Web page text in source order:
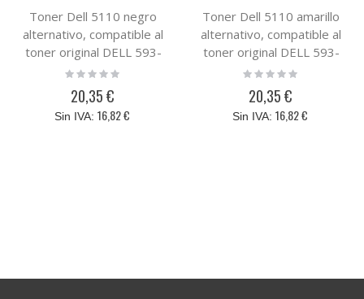
Toner Dell 5110 negro
alternativo, compatible al
toner original DELL 593-
10121 / MD001
Rating:
20,35 €
16,82 €
Toner Dell 5110 amarillo
alternativo, compatible al
toner original DELL 593-
10123 / KD583
Rating:
20,35 €
16,82 €